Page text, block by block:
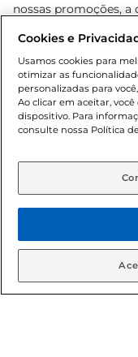
nossas promoções,
cliente. Os preços,
o e-commerce e
sofrer alterações
de bebidas
Lei n.º 8069/90, art.
Adolescente). Preços
aviso prévio. O valor
© 2026
Cookies e
Usamos cookies para
otimizar as
personalizadas para
Ao clicar em aceitar,
dispositivo. Para
consulte nossa Política